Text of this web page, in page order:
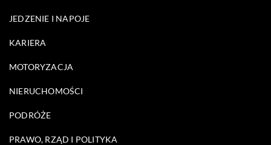
JEDZENIE I NAPOJE
KARIERA
MOTORYZACJA
NIERUCHOMOŚCI
PODRÓŻE
PRAWO, RZĄD I POLITYKA